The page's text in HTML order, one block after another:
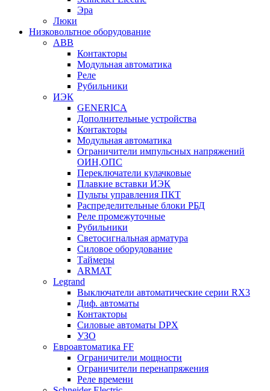
Эра
Люки
Низковольтное оборудование
ABB
Контакторы
Модульная автоматика
Реле
Рубильники
ИЭК
GENERICA
Дополнительные устройства
Контакторы
Модульная автоматика
Ограничители импульсных напряжений
ОИН,ОПС
Переключатели кулачковые
Плавкие вставки ИЭК
Пульты управления ПКТ
Распределительные блоки РБД
Реле промежуточные
Рубильники
Светосигнальная арматура
Силовое оборудование
Таймеры
ARMAT
Legrand
Выключатели автоматические серии RX3
Диф. автоматы
Контакторы
Силовые автоматы DPX
УЗО
Евроавтоматика FF
Ограничители мощности
Ограничители перенапряжения
Реле времени